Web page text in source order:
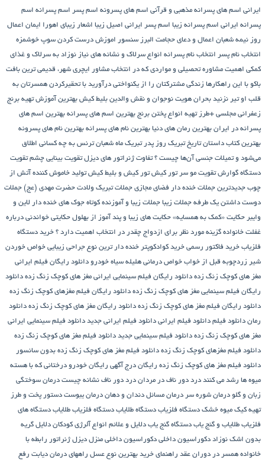
ایرانی اسم های پسرانه مذهبی و قرآنی اسم های پسرونه اسم پسر اسم پسرانه اسم
پسرانه ایرانی اسم پسرانه زیبا اسم پسر ایرانی اصیل زیبا اشعار زیبای اهورا ایمان اعمال
روز نیمه شعبان اعمال و دعای حجامت البرز سنسور اموزش درست کردن سوپ خوشمزه
انتخاب نام پسر انتخاب نام پسرانه انواع سرلاک و نشانه های نیاز نوزاد به سرلاک و غذای
کمکی اهمیت مشاوره تحصیلی و مواردی که در انتخاب مشاور ایچری شهر، قدیمی ترین بافت
باکو با این راهکارها زندگی مشترکتان را از یکنواختی درآورید با تحقیرکردن همسرتان به
قلب او تیر نزنید بحران هویت نوجوان و نقش والدین بلیط کیش بهترین آموزش تهیه برنج
زعفرانی مجلسی +طرز تهیه انواع پختن برنج بهترین اسم های پسرانه بهترین اسم های
پسرانه در ایران بهترین رمان های دنیا بهترین نام های پسرانه بهترین نام های پسرونه
بهترین کتاب داستان تاریخ تبریک روز پدر تبریک ماه شعبان ترنس به چه کسانی اطلاق
می‌شود و تمیلات جنسی آن‌ها چیست ؟ تفاوت ژنراتور های دیزل تقویت بینایی چشم تقویت
دستگاه گوارش تقویت مو سر تور کیش تور کیش و بلیط کیش تولید خاموش کننده آتش از
چوب جدیدترین جملات خنده دار فضای مجازی جملات تبریک ولادت حضرت مهدی (عج) جملات
دوست داشتن یک طرفه جملات زیبا جملات زیبا و آموزنده کوتاه جوک های خنده دار لاین و
وایبر حکایت «کمک به همسایه» حکایت های زیبا و پند آموز از بهلول حکایتی خواندنی درباره
غفلت خانواده گزینه مورد نظر برای ازدواج چقدر در انتخاب اهمیت دارد ؟ خرید دستگاه
فلزیاب خرید فاکتور رسمی خرید کوادکوپتر خنده دار ترین نوع جراحی زیبایی خواص خوردن
شیر زردچوبه قبل از خواب خواص درمانی هلیله سیاه خودرو دانلود رایگان فیلم ایرانی
مغز های کوچک زنگ زده دانلود رایگان فیلم سینمایی ایرانی مغز های کوچک زنگ زده دانلود
رایگان فیلم سینمایی مغز های کوچک زنگ زده دانلود رایگان فیلم مغزهای کوچک زنگ زده
دانلود رایگان فیلم مغز های کوچک زنگ زده دانلود رایگان مغز های کوچک زنگ زده دانلود
رمان دانلود فیلم دانلود فیلم ایرانی دانلود فیلم ایرانی جدید دانلود فیلم سینمایی ایرانی
مغز های کوچک زنگ زده دانلود فیلم سینمایی جدید دانلود فیلم مغز های کوچک زنگ زده
دانلود فیلم مغزهای کوچک زنگ زده دانلود فیلم مغز های کوچک زنگ زده بدون سانسور
دانلود فیلم مغز های کوچک زنگ زده رایگان درج آگهی رایگان خودرو درختانی که با هسته
میوه ها رشد می کنند درد دور ناف در مردان درد دور ناف نشانه چیست درمان سوختگی
زبان و گلو درمان شوره سر درمان مسائل دندان و دهان درمان یبوست دستور پخت و طرز
تهیه کیک میوه خشک دستگاه فلزیاب دستگاه‌ طلایاب دستگاه‌ فلزیاب طلایاب دستگاه‌ های
فلزیاب طلایاب و گنج‌ یاب دستگاه‌ گنج‌ یاب دلایل و علائم انواع آلرژی کودکان دلایل گریه
بدون اشک نوزاد دکوراسیون داخلی دکوراسیون داخلی منزل دیزل ژنراتور رابطه با
خانواده همسر در دوران عقد راهنمای خرید بهترین نوع عسل راههای درمان دیابت رفع